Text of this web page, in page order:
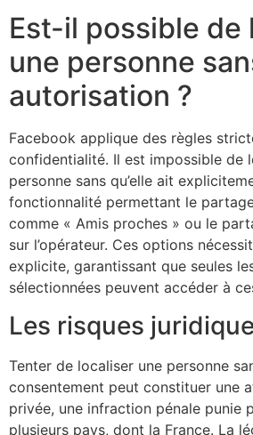
Est-il possible de
une personne
autorisation ?
Facebook applique des règles
confidentialité. Il est impossible de
personne sans qu’elle ait
fonctionnalité permettant le
comme « Amis proches » ou le
sur l’opérateur. Ces options
explicite, garantissant que seules
sélectionnées peuvent accéder à
Les risques
Tenter de localiser une personne
consentement peut constituer une
privée, une infraction pénale punie
plusieurs pays, dont la France. La